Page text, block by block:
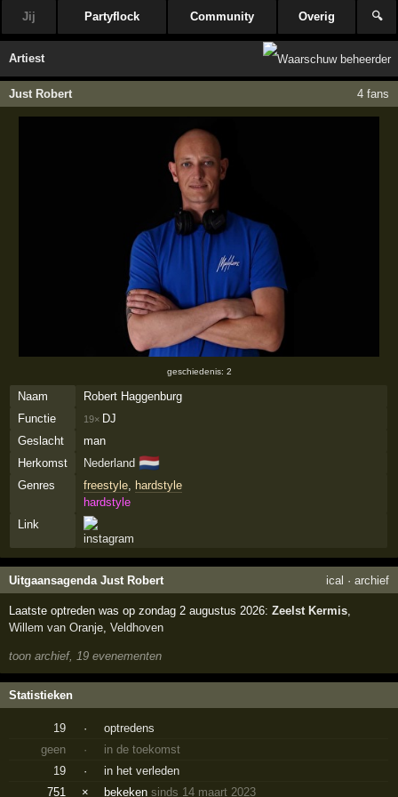
Jij Partyflock Community Overig 🔍
Artiest
Just Robert 4 fans
geschiedenis: 2
Naam
Robert Haggenburg
Functie
19× DJ
Geslacht
man
Herkomst
Nederland 🇳🇱
Genres freestyle,
hardstyle
hardstyle
Link
Uitgaansagenda Just Robert ical · archief
Laatste optreden was op zondag 2 augustus 2026:Zeelst Kermis
Willem van Oranje ,Veldhoven
toon archief, 19 evenementen
Statistieken
19 ·
optredens
geen
·
in de toekomst
19
·
in het verleden
751
× bekekensinds 14 maart 2023